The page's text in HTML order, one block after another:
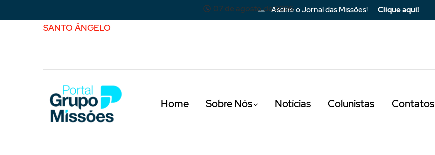
Assine o Jornal das Missões! Clique aqui!
SANTO ÂNGELO
07 de agosto de 2026
Home Sobre Nós Notícias Colunistas Contatos